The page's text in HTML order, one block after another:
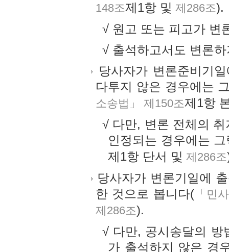
148조제1항 및 제286조).
√ 원고 또는 피고가 변
√ 출석하고서도 변론
당사자가 변론준비기
다투지 않은 경우에는
소송법」 제150조제1항
√ 다만, 변론 전체의
인정되는 경우에는
제1항 단서 및 제286조
당사자가 변론기일에
한 것으로 봅니다(「민
제286조).
√ 다만, 공시송달의 방
가 출석하지 않은 경